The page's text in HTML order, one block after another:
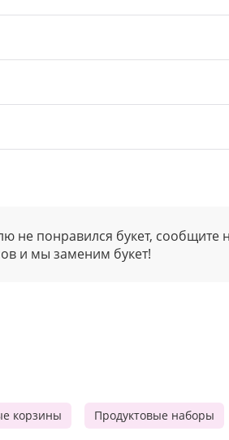
не понравился букет, сообщите
и мы заменим букет!
корзины Продуктовые наборы